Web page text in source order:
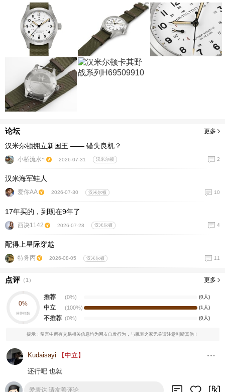
论坛 更多
汉米尔顿拥立新国王 —— 错失良机？
小桥流水~ 2026-07-31 汉米尔顿 2
汉米海军蛙人
爱你AA 2026-07-30 汉米尔顿 10
17年买的，到现在9年了
西决1142 2026-07-28 汉米尔顿 4
配得上星际穿越
特务丙 2026-08-05 汉米尔顿 11
点评（ 1 ） 更多
0%
推荐指数
推荐 (0%) (0人)
中立 (100%) (1人)
不推荐 (0%) (0人)
提示：留言中所有交易相关信息均为网友自发行为，与腕表之家无关请注意判断真伪！
Kudaisayi 【中立】
还行吧 也就
2026-06-09 22:51 回复 赞
爱表达 请友善评论